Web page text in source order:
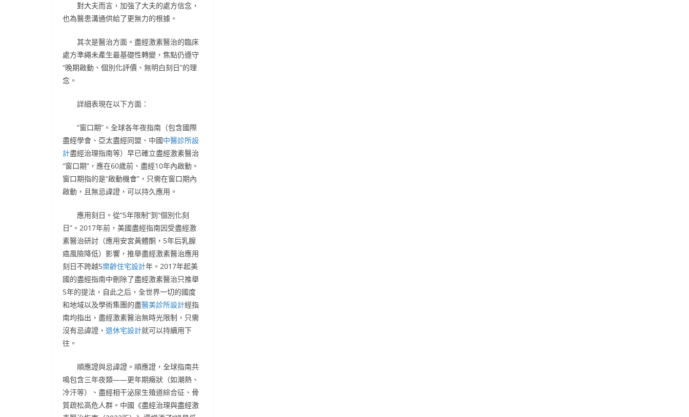
對大夫而言，加強了大夫的處方信念，
也為醫患溝通供給了更無力的根據。
其次是醫治方面。盡經激素醫治的臨床
處方準繩未產生最基礎性轉變，焦點仍遵守
“晚期啟動、個別化評價、無明白刻日”的理
念。
詳細表現在以下方面：
“窗口期”。全球各年夜指南（包含國際
盡經學會、亞太盡經同盟、中國中醫診所設
計盡經治理指南等）早已確立盡經激素醫治
“窗口期”，應在60歲前、盡經10年內啟動。
窗口期指的是“啟動機會”，只需在窗口期內
啟動，且無忌諱證，可以持久應用。
應用刻日。從“5年限制”到“個別化刻
日”。2017年前，美國盡經指南因受盡經激
素醫治研討（應用安宮黃體酮，5年后乳腺
癌風險降低）影響，推舉盡經激素醫治應用
刻日不跨越5樂齡住宅設計年。2017年起美
國的盡經指南中刪除了盡經激素醫治只推舉
5年的提法，自此之后，全世界一切的國度
和地域以及學術集團的盡醫美診所設計經指
南均指出，盡經激素醫治無時光限制，只需
沒有忌諱證， 退休宅設計就可以持續用下
往。
順應證與忌諱證。順應證，全球指南共
鳴包含三年夜類——更年期癥狀（如潮熱、
冷汗等）、盡經相干泌尿生殖道綜合征、骨
質疏松高危人群。中國《盡經治理與盡經激